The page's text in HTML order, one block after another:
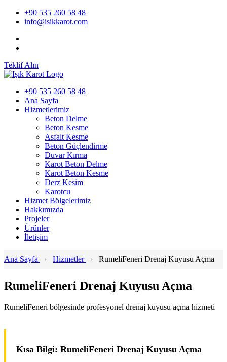
+90 535 260 58 48
info@isikkarot.com
Teklif Alın
+90 535 260 58 48
Ana Sayfa
Hizmetlerimiz
Beton Delme
Beton Kesme
Asfalt Kesme
Beton Güçlendirme
Duvar Kırma
Karot Beton Delme
Karot Beton Kesme
Derz Kesim
Karotcu
Hizmet Bölgelerimiz
Hakkımızda
Projeler
Ürünler
İletişim
Ana Sayfa › Hizmetler › RumeliFeneri Drenaj Kuyusu Açma
RumeliFeneri Drenaj Kuyusu Açma
RumeliFeneri bölgesinde profesyonel drenaj kuyusu açma hizmeti
Kısa Bilgi: RumeliFeneri Drenaj Kuyusu Açma